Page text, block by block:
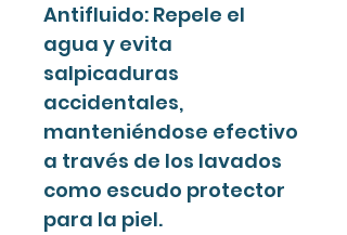
Antifluido: Repele el
agua y evita
salpicaduras
accidentales,
manteniéndose efectivo
a través de los lavados
como escudo protector
para la piel.